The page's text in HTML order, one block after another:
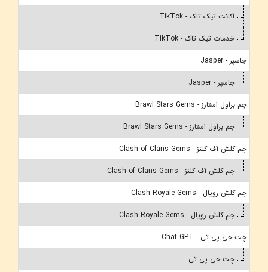
اکانت تیک تاک - TikTok
خدمات تیک تاک - TikTok
جاسپر - Jasper
جاسپر - Jasper
جم براول استارز - Brawl Stars Gems
جم براول استارز - Brawl Stars Gems
جم کلش آف کلنز - Clash of Clans Gems
جم کلش آف کلنز - Clash of Clans Gems
جم کلش رویال - Clash Royale Gems
جم کلش رویال - Clash Royale Gems
چت جی پی تی - Chat GPT
چت جی پی تی